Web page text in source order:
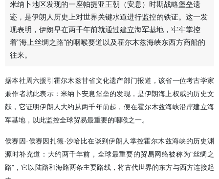
米纳卜地区发现的一座帕提亚王朝（安息）时期战略堡垒遗
迹，是伊朗人历史上对世界关键水道进行监控的铁证。这一发
现表明，伊朗早在两千年前就通过建立海军基地，牢牢掌控
着"海上丝绸之路"的咽喉要道以及霍尔木兹海峡东西方商船的
往来。
据本社周六援引霍尔木兹甘省文化遗产部门报道，该省一位考古学家
兼作者就此表示：米纳卜安息堡垒的发现，是伊朗海上权威的历史文
献，它证明伊朗人大约从两千年前起，便在霍尔木兹海峡沿岸建立海
军基地，以此监控全球贸易最重要的咽喉之一。
侯赛因·侯赛因扎德·沙哈比在谈到伊朗人掌控霍尔木兹海峡的历史渊
源时补充道：大约两千年前，全球最重要的贸易网络被称为"丝绸之
路"，它以陆路和海路两条主要路线，将古代世界的东方与西方连接起